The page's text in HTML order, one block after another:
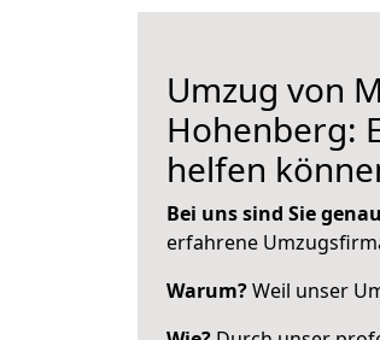
Umzug von
Hohenberg:
helfen
Bei uns sind Sie
erfahrene
Warum?Weil unser